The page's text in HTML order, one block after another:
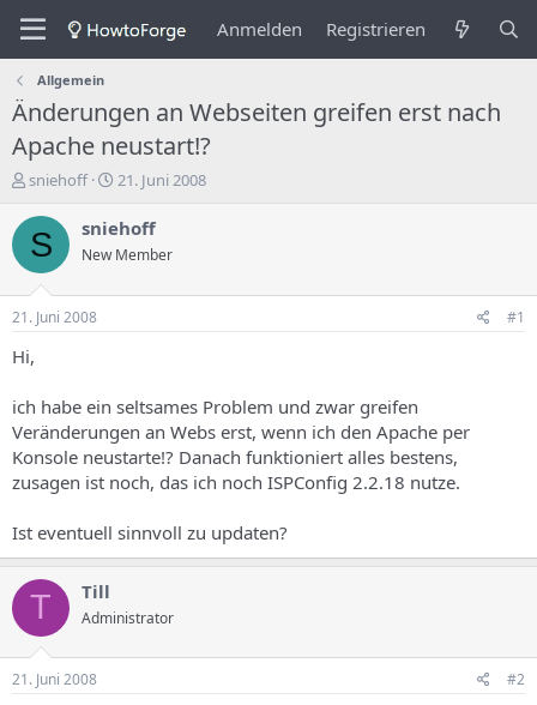
Anmelden Registrieren
Allgemein
Änderungen an Webseiten greifen erst nach
Apache neustart!?
E
s
t
e
e
r
d
s
T
h
e
a
s
sniehoff
E
s
e
d
a
t
u
21. Juni 2008
S sniehoff
New Member
21. Juni 2008 #1
Hi,
ich habe ein seltsames Problem und zwar greifen
Veränderungen an Webs erst, wenn ich den Apache per
Konsole neustarte!? Danach funktioniert alles bestens,
zusagen ist noch, das ich noch ISPConfig 2.2.18 nutze.
Ist eventuell sinnvoll zu updaten?
T Till
Administrator
21. Juni 2008 #2